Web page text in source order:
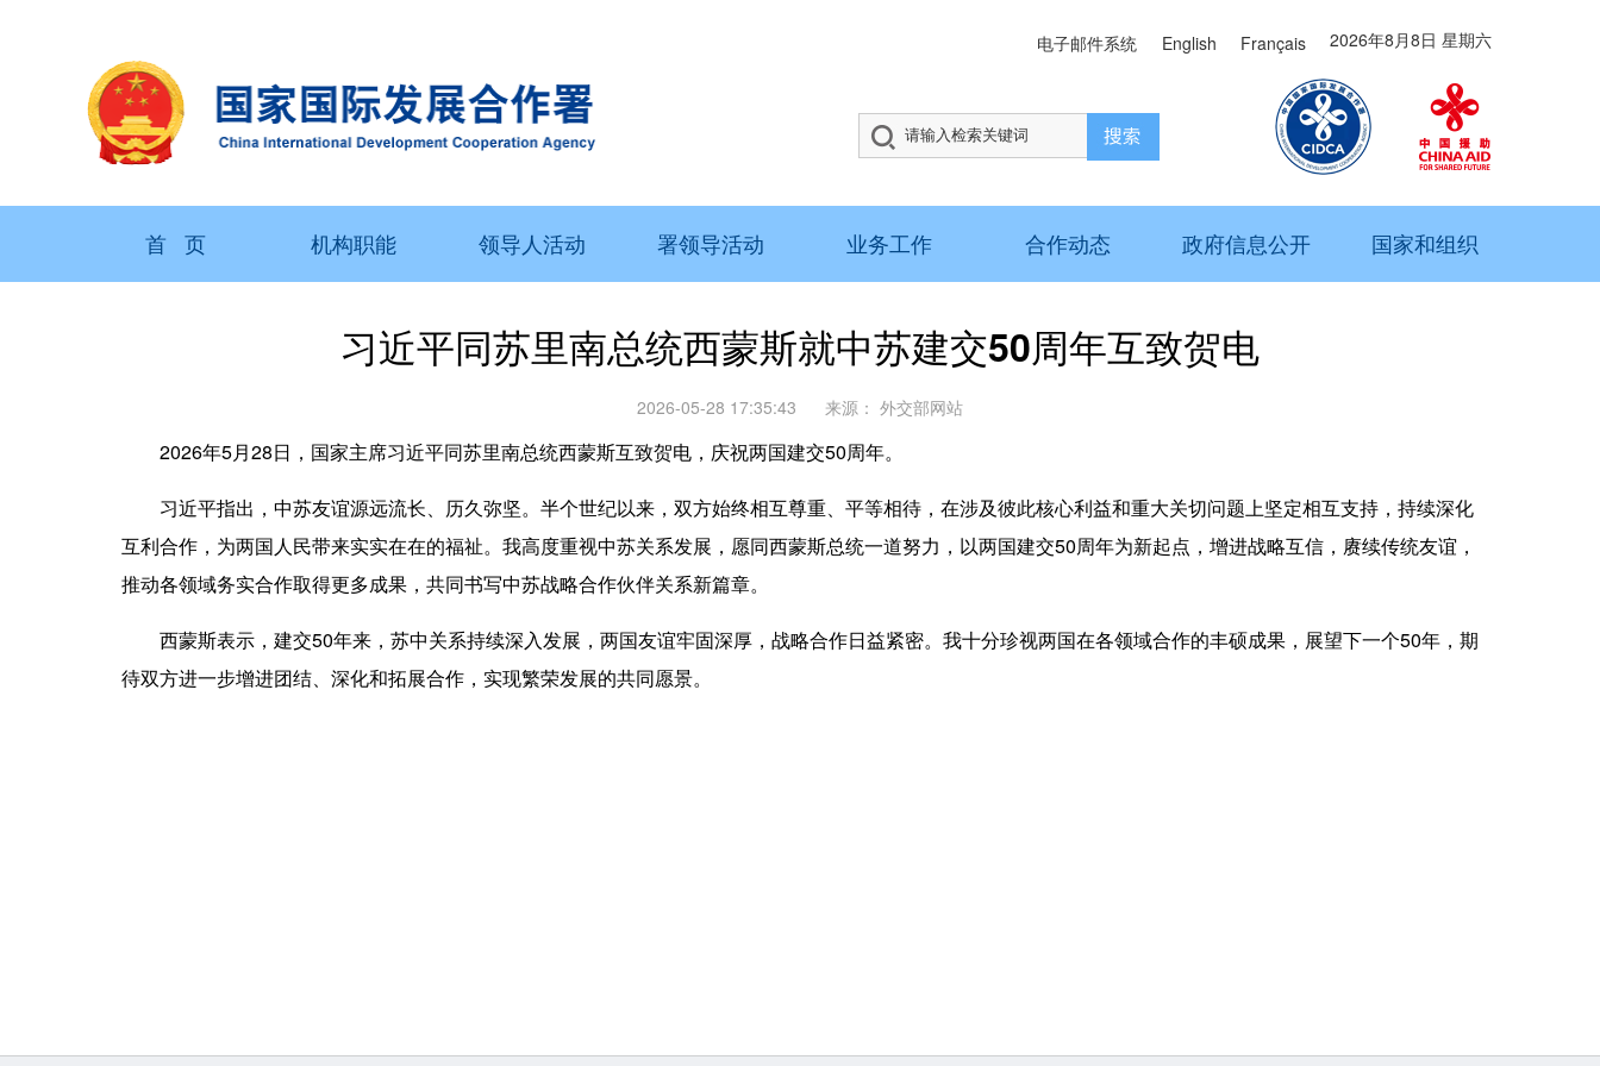
2026年8月8日 星期六
电子邮件系统 English Français
首 页 机构职能 领导人活动 署领导活动 业务工作 合作动态 政府信息公开 国家和组织
习近平同苏里南总统西蒙斯就中苏建交50周年互致贺电
2026-05-28 17:35:43 来源： 外交部网站
2026年5月28日，国家主席习近平同苏里南总统西蒙斯互致贺电，庆祝两国建交50周年。
习近平指出，中苏友谊源远流长、历久弥坚。半个世纪以来，双方始终相互尊重、平等相待，在涉及彼此核心利益和重大关切问题上坚定相互支持，持续深化
互利合作，为两国人民带来实实在在的福祉。我高度重视中苏关系发展，愿同西蒙斯总统一道努力，以两国建交50周年为新起点，增进战略互信，赓续传统友谊，
推动各领域务实合作取得更多成果，共同书写中苏战略合作伙伴关系新篇章。
西蒙斯表示，建交50年来，苏中关系持续深入发展，两国友谊牢固深厚，战略合作日益紧密。我十分珍视两国在各领域合作的丰硕成果，展望下一个50年，期
待双方进一步增进团结、深化和拓展合作，实现繁荣发展的共同愿景。